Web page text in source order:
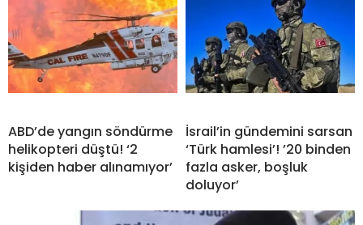
ABD’de yangın söndürme
helikopteri düştü! ‘2
kişiden haber alınamıyor’
İsrail’in gündemini sarsan
‘Türk hamlesi’! ’20 binden
fazla asker, boşluk
doluyor’